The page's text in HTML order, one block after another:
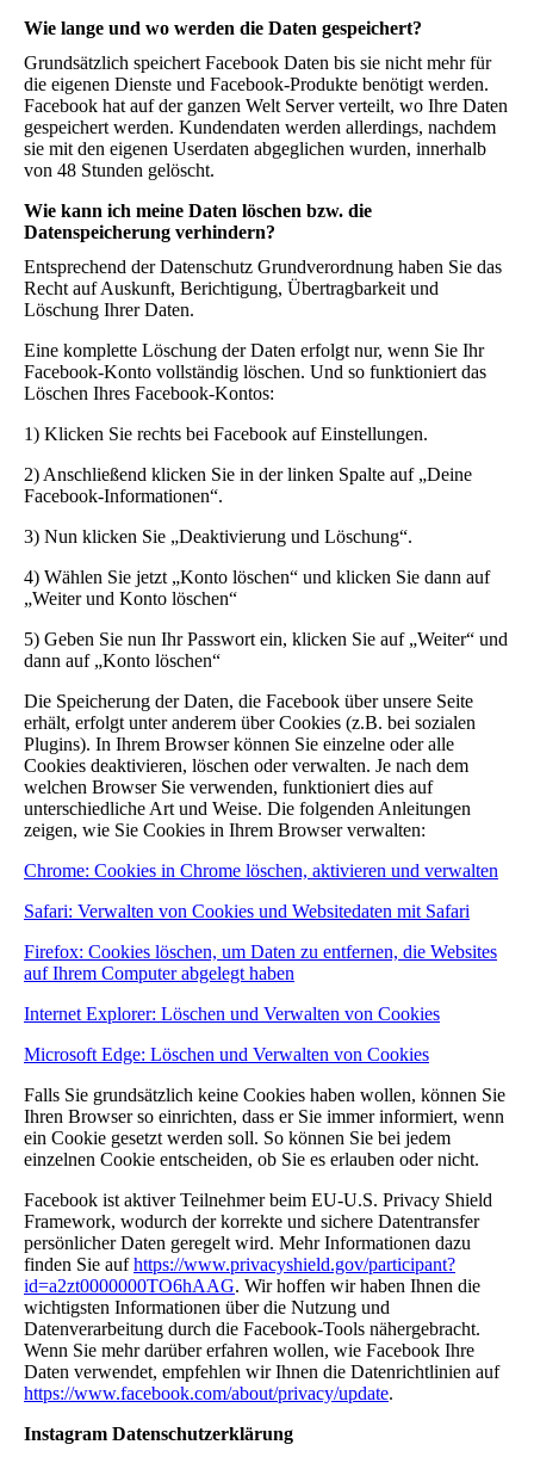
Wie lange und wo werden die Daten gespeichert?
Grundsätzlich speichert Facebook Daten bis sie nicht mehr für
die eigenen Dienste und Facebook-Produkte benötigt werden.
Facebook hat auf der ganzen Welt Server verteilt, wo Ihre Daten
gespeichert werden. Kundendaten werden allerdings, nachdem
sie mit den eigenen Userdaten abgeglichen wurden, innerhalb
von 48 Stunden gelöscht.
Wie kann ich meine Daten löschen bzw. die
Datenspeicherung verhindern?
Entsprechend der Datenschutz Grundverordnung haben Sie das
Recht auf Auskunft, Berichtigung, Übertragbarkeit und
Löschung Ihrer Daten.
Eine komplette Löschung der Daten erfolgt nur, wenn Sie Ihr
Facebook-Konto vollständig löschen. Und so funktioniert das
Löschen Ihres Facebook-Kontos:
1) Klicken Sie rechts bei Facebook auf Einstellungen.
2) Anschließend klicken Sie in der linken Spalte auf „Deine
Facebook-Informationen“.
3) Nun klicken Sie „Deaktivierung und Löschung“.
4) Wählen Sie jetzt „Konto löschen“ und klicken Sie dann auf
„Weiter und Konto löschen“
5) Geben Sie nun Ihr Passwort ein, klicken Sie auf „Weiter“ und
dann auf „Konto löschen“
Die Speicherung der Daten, die Facebook über unsere Seite
erhält, erfolgt unter anderem über Cookies (z.B. bei sozialen
Plugins). In Ihrem Browser können Sie einzelne oder alle
Cookies deaktivieren, löschen oder verwalten. Je nach dem
welchen Browser Sie verwenden, funktioniert dies auf
unterschiedliche Art und Weise. Die folgenden Anleitungen
zeigen, wie Sie Cookies in Ihrem Browser verwalten:
Chrome: Cookies in Chrome löschen, aktivieren und verwalten
Safari: Verwalten von Cookies und Websitedaten mit Safari
Firefox: Cookies löschen, um Daten zu entfernen, die Websites
auf Ihrem Computer abgelegt haben
Internet Explorer: Löschen und Verwalten von Cookies
Microsoft Edge: Löschen und Verwalten von Cookies
Falls Sie grundsätzlich keine Cookies haben wollen, können Sie
Ihren Browser so einrichten, dass er Sie immer informiert, wenn
ein Cookie gesetzt werden soll. So können Sie bei jedem
einzelnen Cookie entscheiden, ob Sie es erlauben oder nicht.
Facebook ist aktiver Teilnehmer beim EU-U.S. Privacy Shield
Framework, wodurch der korrekte und sichere Datentransfer
persönlicher Daten geregelt wird. Mehr Informationen dazu
finden Sie aufhttps://www.privacyshield.gov/participant?
id=a2zt0000000TO6hAAG. Wir hoffen wir haben Ihnen die
wichtigsten Informationen über die Nutzung und
Datenverarbeitung durch die Facebook-Tools nähergebracht.
Wenn Sie mehr darüber erfahren wollen, wie Facebook Ihre
Daten verwendet, empfehlen wir Ihnen die Datenrichtlinien auf
https://www.facebook.com/about/privacy/update.
Instagram Datenschutzerklärung